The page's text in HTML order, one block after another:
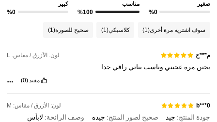
صغير
%0
مناسب
%100
كبير
%0
سوف اشتريه مرة أخرى(1) كلاسيكي(1) صحيح للصورة(1)
م***ح لون: الأزرق / مقاس: L
يجنن مره عحبني وناسب بناتي راقي جدا
مفيد(0)
b***0 لون: الأزرق / مقاس: M
جودة المنتج: جيد صحيح لصور المنتج: جيده وصف الرائحة: لابأس